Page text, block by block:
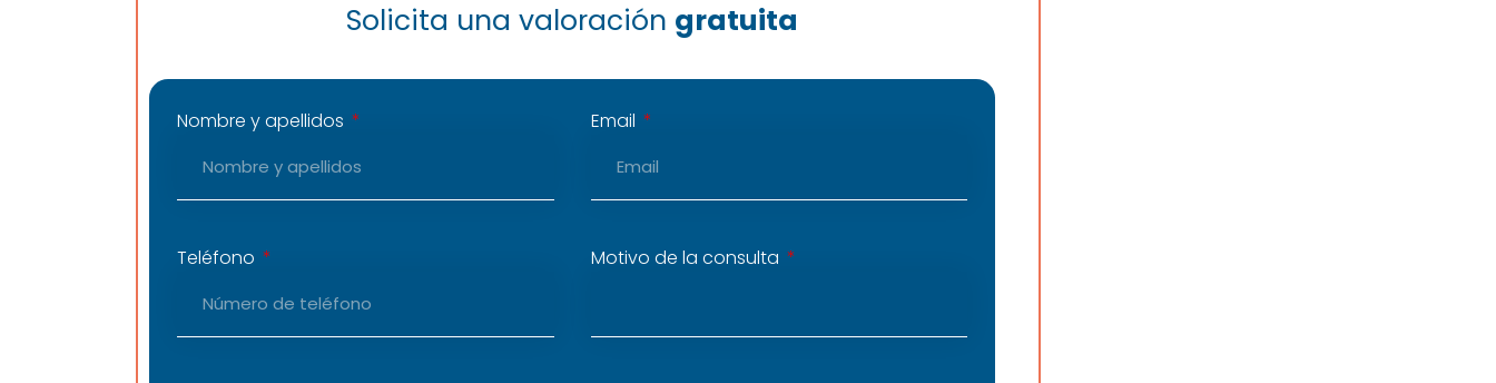
Solicita una valoración gratuita
Nombre y apellidos Email
Teléfono Motivo de la consulta